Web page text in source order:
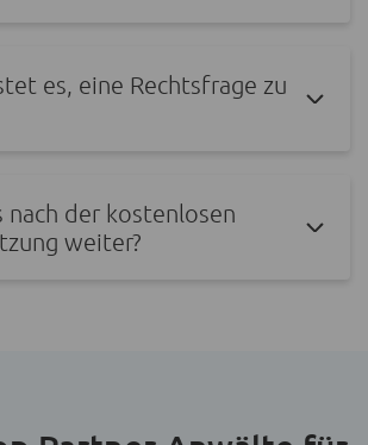
es, eine Rechtsfrage zu
nach der kostenlosen
weiter?